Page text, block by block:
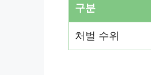
구분
처벌 수위